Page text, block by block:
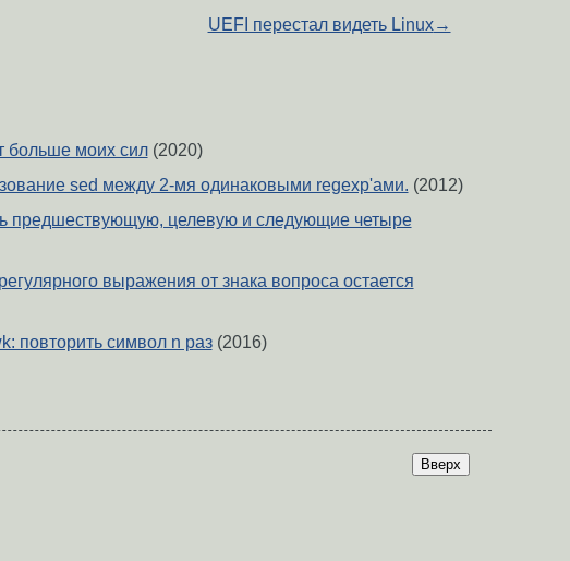
UEFI перестал видеть Linux→
больше моих сил(2020)
sed между 2-мя одинаковыми regexp'ами. (2012)
предшествующую, целевую и следующие четыре
выражения от знака вопроса остается
повторить символ n раз(2016)
Вверх